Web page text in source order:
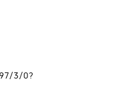
3/0?